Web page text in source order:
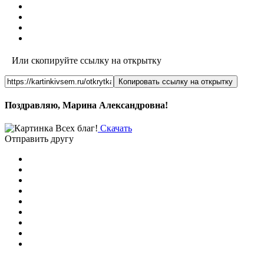
Или скопируйте ссылку на открытку
Копировать ссылку на открытку
Поздравляю, Марина Александровна!
Скачать
Отправить другу